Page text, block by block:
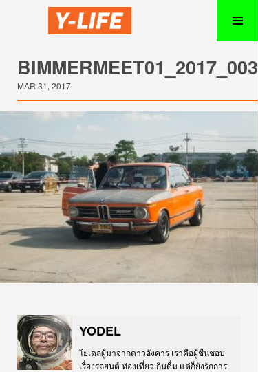
BIMMERMEET01_2017_003
MAR 31, 2017
YODEL
โยเดลผู้มาจากดาวอังคาร เราคือผู้ชื่นชอบ
เรื่องรถยนต์ ท่องเที่ยว กินดื่ม แต่ก็ยังรักการ